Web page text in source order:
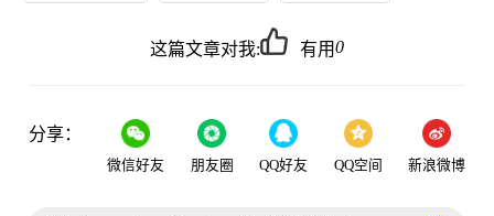
这篇文章对我: 有用0
分享：
微信好友 朋友圈 QQ好友 QQ空间 新浪微博